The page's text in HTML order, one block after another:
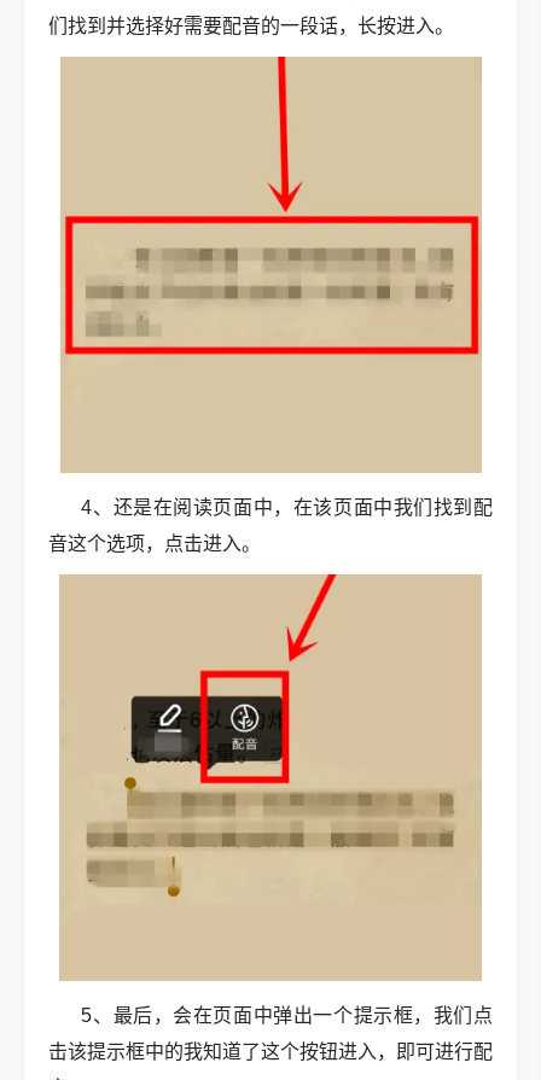
们找到并选择好需要配音的一段话，长按进入。
4、还是在阅读页面中，在该页面中我们找到配
音这个选项，点击进入。
5、最后，会在页面中弹出一个提示框，我们点
击该提示框中的我知道了这个按钮进入，即可进行配